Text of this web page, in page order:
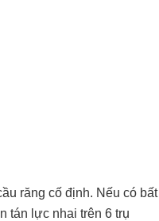
răng cố định. Nếu có bất
tán lực nhai trên 6 trụ